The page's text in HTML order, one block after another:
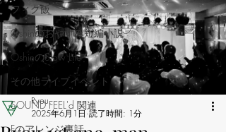
フィク飯
Oshinのおやすみ短編小説
OshinのSlow Life
その他ライブイベント
‪SOUND FEEL'd‬ 関連
Fのアレンジ裏話
Ryou.
2025年6月1日 読了時間: 1分